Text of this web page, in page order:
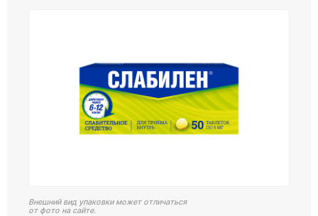
Внешний вид упаковки может отличаться
от фото на сайте.